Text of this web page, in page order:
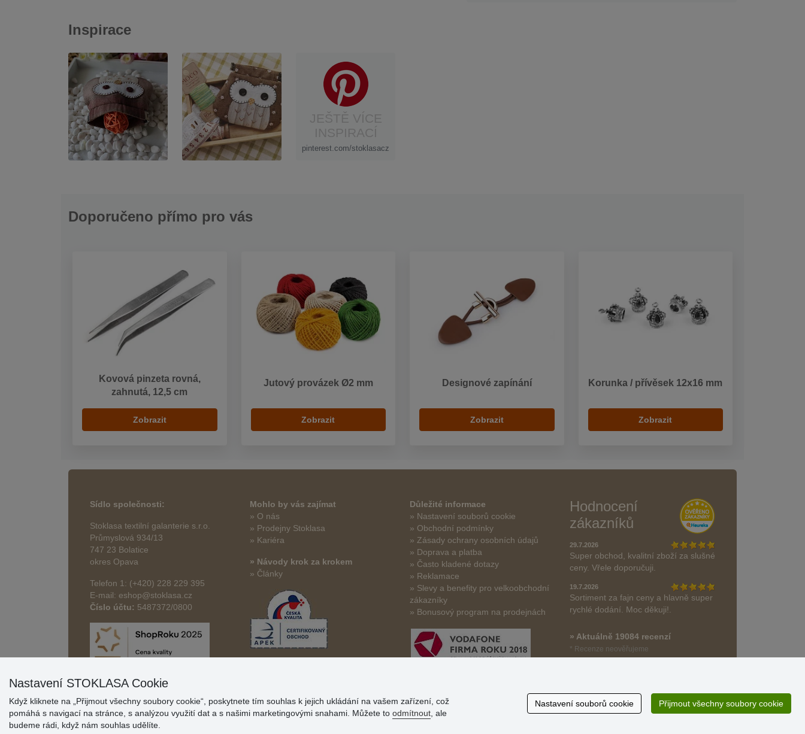
Inspirace
pinterest.com/stoklasacz
Doporučeno přímo pro vás
Kovová pinzeta rovná,
zahnutá, 12,5 cm
Zobrazit
Jutový provázek Ø2 mm
Zobrazit
Designové zapínání
Zobrazit
Korunka / přívěsek 12x16 mm
Zobrazit
Sídlo společnosti:
Stoklasa textilní galanterie s.r.o.
Průmyslová 934/13
747 23 Bolatice
okres Opava
Telefon 1: (+420) 228 229 395
E-mail: eshop@stoklasa.cz
Číslo účtu: 5487372/0800
Mohlo by vás zajímat
» O nás
» Prodejny Stoklasa
» Kariéra
» Návody krok za krokem
» Články
Důležité informace
» Nastavení souborů cookie
» Obchodní podmínky
» Zásady ochrany osobních údajů
» Doprava a platba
» Často kladené dotazy
» Reklamace
» Slevy a benefity pro velkoobchodní
zákazníky
» Bonusový program na prodejnách
Hodnocení
zákazníků
29.7.2026
Super obchod, kvalitní zboží za slušné
ceny. Vřele doporučuji.
19.7.2026
Sortiment za fajn ceny a hlavně super
rychlé dodání. Moc děkuji!.
» Aktuálně 19084 recenzí
* Recenze neověřujeme
Nastavení STOKLASA Cookie
Když kliknete na „Přijmout všechny soubory cookie“, poskytnete tím souhlas k jejich ukládání na vašem zařízení, což
pomáhá s navigací na stránce, s analýzou využití dat a s našimi marketingovými snahami. Můžete to odmítnout , ale
budeme rádi, když nám souhlas udělíte.
Nastavení souborů cookie Přijmout všechny soubory cookie